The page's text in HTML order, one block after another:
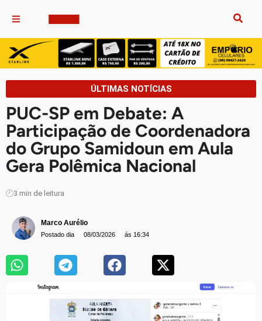
ÚLTIMAS NOTÍCIAS
PUC-SP em Debate: A
Participação de Coordenadora
do Grupo Samidoun em Aula
Gera Polêmica Nacional
3 min de leitura
Marco Aurélio
Postado dia 08/03/2026 ás 16:34